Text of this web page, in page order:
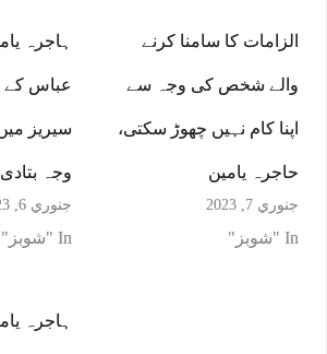
ہاجرہ
عباس کے
سیریز
وجہ بتادی
جنوري 6, 2023
In "شوبز"
الزامات کا سامنا کرنے
والے شخص کی وجہ سے
اپنا کام نہیں چھوڑ سکتی،
حاجرہ یامین
جنوري 7, 2023
In "شوبز"
ہاجرہ